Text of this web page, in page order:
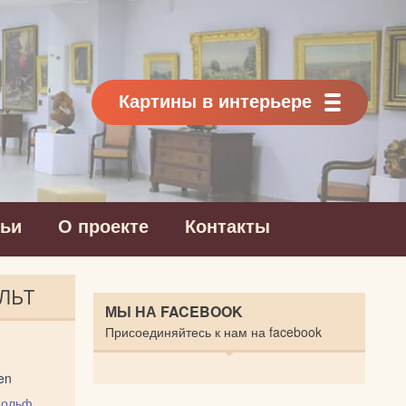
Картины в интерьере
О проекте Контакты
МЫ НА FACEBOOK
Присоединяйтесь к нам на facebook